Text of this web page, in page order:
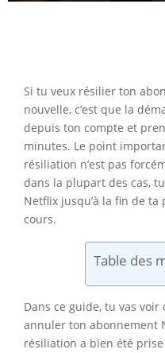
Si tu veux résilier ton
nouvelle, c’est que la
depuis ton compte et
minutes. Le point
résiliation n’est pas
dans la plupart des cas,
Netflix jusqu’à la fin de
cours.
Table des
Dans ce guide, tu vas
annuler ton abonnement
résiliation a bien été